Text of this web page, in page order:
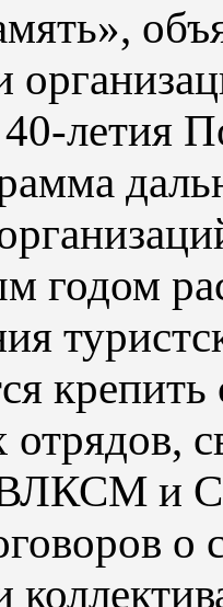
летия
годом
отрядов,
и